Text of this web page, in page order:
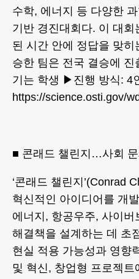
수학, 에너지 등 다양한
기반 경진대회다. 이 대
된 시간 안에 정답을 맞
승한 팀은 전국 결승에
기는 학생 ▶진행 방식: 4
https://science.osti.gov/
■ 콘래드 챌린지…사회
‘콘래드 챌린지’(Conrad
혁신적인 아이디어를 개
에너지, 항공우주, 사이
해결책을 설계하는 데 초
현실 적용 가능성과 영향
및 혁신, 창업형 프로젝